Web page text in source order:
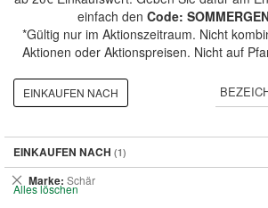
einfach den Code:
*Gültig nur im Aktionszeitraum. Nicht
Aktionen oder Aktionspreisen. Nicht auf
EINKAUFEN NACH
EINKAUFEN NACH
Marke Schär
Dies
entfernen
Alles löschen